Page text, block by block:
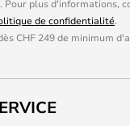
Pour plus d'informations,
de confidentialité.
CHF 249 de minimum